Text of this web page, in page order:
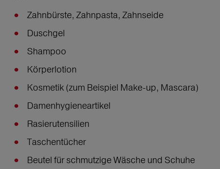
Zahnbürste, Zahnpasta, Zahnseide
Duschgel
Shampoo
Körperlotion
Kosmetik (zum Beispiel Make-up, Mascara)
Damenhygieneartikel
Rasierutensilien
Taschentücher
Beutel für schmutzige Wäsche und Schuhe